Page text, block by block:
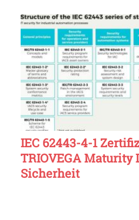
IEC 62443-4-1
TRIOVEGA Maturity
Sicherheit